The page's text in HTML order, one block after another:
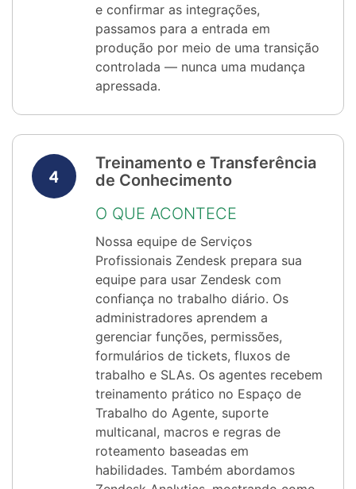
e confirmar as integrações,
passamos para a entrada em
produção por meio de uma transição
controlada — nunca uma mudança
apressada.
Treinamento e Transferência
de Conhecimento
O QUE ACONTECE
Nossa equipe de Serviços
Profissionais Zendesk prepara sua
equipe para usar Zendesk com
confiança no trabalho diário. Os
administradores aprendem a
gerenciar funções, permissões,
formulários de tickets, fluxos de
trabalho e SLAs. Os agentes recebem
treinamento prático no Espaço de
Trabalho do Agente, suporte
multicanal, macros e regras de
roteamento baseadas em
habilidades. Também abordamos